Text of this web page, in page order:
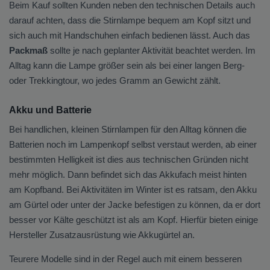
Beim Kauf sollten Kunden neben den technischen Details auch
darauf achten, dass die Stirnlampe bequem am Kopf sitzt und
sich auch mit Handschuhen einfach bedienen lässt. Auch das
Packmaß sollte je nach geplanter Aktivität beachtet werden. Im
Alltag kann die Lampe größer sein als bei einer langen Berg-
oder Trekkingtour, wo jedes Gramm an Gewicht zählt.
Akku und Batterie
Bei handlichen, kleinen Stirnlampen für den Alltag können die
Batterien noch im Lampenkopf selbst verstaut werden, ab einer
bestimmten Helligkeit ist dies aus technischen Gründen nicht
mehr möglich. Dann befindet sich das Akkufach meist hinten
am Kopfband. Bei Aktivitäten im Winter ist es ratsam, den Akku
am Gürtel oder unter der Jacke befestigen zu können, da er dort
besser vor Kälte geschützt ist als am Kopf. Hierfür bieten einige
Hersteller Zusatzausrüstung wie Akkugürtel an.
Teurere Modelle sind in der Regel auch mit einem besseren